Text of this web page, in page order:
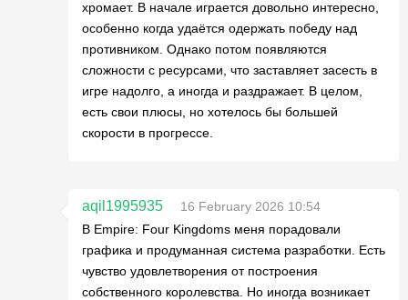
хромает. В начале играется довольно интересно,
особенно когда удаётся одержать победу над
противником. Однако потом появляются
сложности с ресурсами, что заставляет засесть в
игре надолго, а иногда и раздражает. В целом,
есть свои плюсы, но хотелось бы большей
скорости в прогрессе.
aqil1995935
16 February 2026 10:54
В Empire: Four Kingdoms меня порадовали
графика и продуманная система разработки. Есть
чувство удовлетворения от построения
собственного королевства. Но иногда возникает